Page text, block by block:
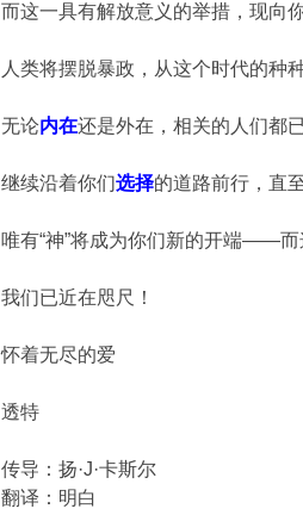
而这一具有解放意义的举措，现向
人类将摆脱暴政，从这个时代的种
无论内在还是外在，相关的人们都
继续沿着你们选择的道路前行，直
唯有“神”将成为你们新的开端——而
我们已近在咫尺！
怀着无尽的爱
透特
传导：扬·J·卡斯尔
翻译：明白